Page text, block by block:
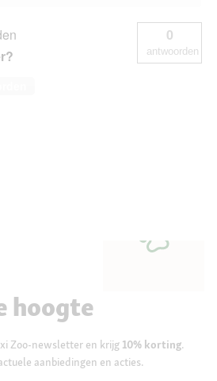
0
antwoorden
hoogte
Zoo-newsletter en krijg 10% korting.
aanbiedingen en acties.